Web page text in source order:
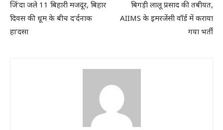
जिं’दा जले 11 बिहारी मजदूर, बिहार
दिवस की धूम के बीच द’र्दनाक
हा’दसा
बिगड़ी लालू प्रसाद की तबीयत,
AIIMS के इमरजेंसी वॉर्ड में कराया
गया भर्ती